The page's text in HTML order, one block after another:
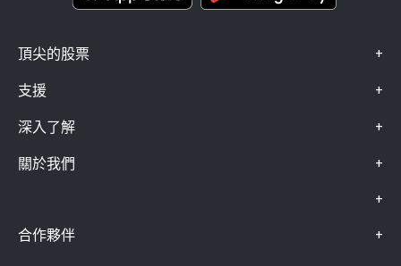
頂尖的股票 +
支援 +
深入了解 +
關於我們 +
+
合作夥伴 +